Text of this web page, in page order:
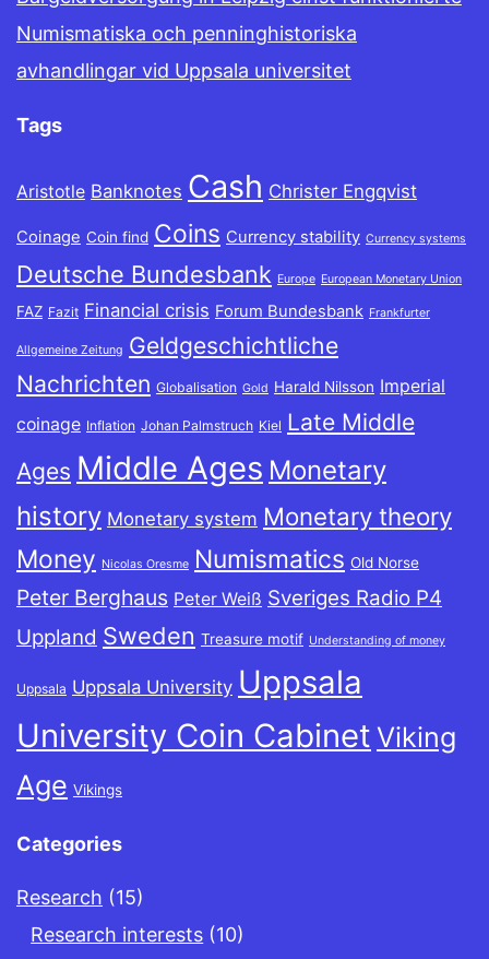
Numismatiska och penninghistoriska
avhandlingar vid Uppsala universitet
Tags
Aristotle Banknotes Cash Christer Engqvist
Coinage Coin find Coins Currency stability Currency systems
Deutsche Bundesbank Europe European Monetary Union
FAZ Fazit Financial crisis Forum Bundesbank Frankfurter
Allgemeine Zeitung Geldgeschichtliche
Nachrichten Globalisation Gold Harald Nilsson Imperial
coinage Inflation Johan Palmstruch Kiel Late Middle
Ages Middle Ages Monetary
history Monetary system Monetary theory
Money Nicolas Oresme Numismatics Old Norse
Peter Berghaus Peter Weiß Sveriges Radio P4
Uppland Sweden Treasure motif Understanding of money
Uppsala Uppsala University Uppsala
University Coin Cabinet Viking
Age Vikings
Categories
Research (15)
Research interests (10)